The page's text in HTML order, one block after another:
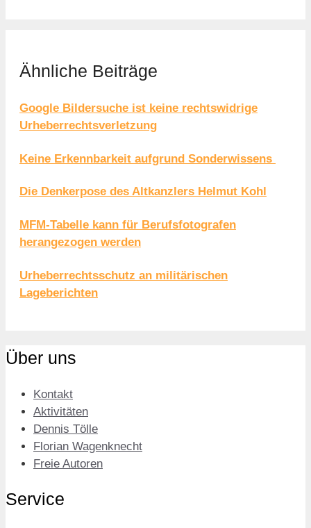
Ähnliche Beiträge
Google Bildersuche ist keine rechtswidrige
Urheberrechtsverletzung
Keine Erkennbarkeit aufgrund Sonderwissens
Die Denkerpose des Altkanzlers Helmut Kohl
MFM-Tabelle kann für Berufsfotografen
herangezogen werden
Urheberrechtsschutz an militärischen
Lageberichten
Über uns
Kontakt
Aktivitäten
Dennis Tölle
Florian Wagenknecht
Freie Autoren
Service